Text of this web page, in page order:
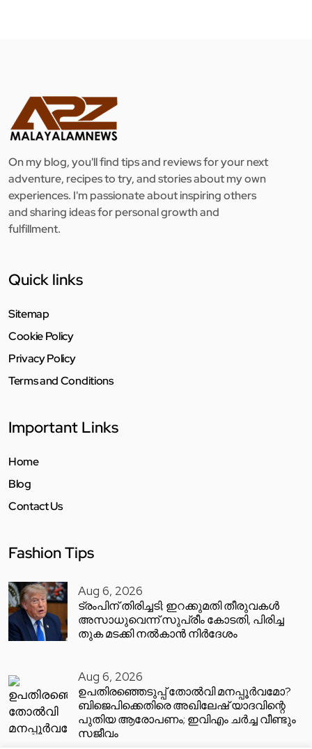
On my blog, you'll find tips and reviews for your next
adventure, recipes to try, and stories about my own
experiences. I'm passionate about inspiring others
and sharing ideas for personal growth and
fulfillment.
Quick links
Sitemap
Cookie Policy
Privacy Policy
Terms and Conditions
Important Links
Home
Blog
Contact Us
Fashion Tips
Aug 6, 2026
ട്രംപിന് തിരിച്ചടി; ഇറക്കുമതി തീരുവകൾ
അസാധുവെന്ന് സുപ്രീം കോടതി, പിരിച്ച
തുക മടക്കി നൽകാൻ നിർദേശം
Aug 6, 2026
ഉപതിരഞ്ഞെടുപ്പ് തോൽവി മനപ്പൂർവമോ?
ബിജെപിക്കെതിരെ അഖിലേഷ് യാദവിന്റെ
പുതിയ ആരോപണം; ഇവിഎം ചർച്ച വീണ്ടും
സജീവം